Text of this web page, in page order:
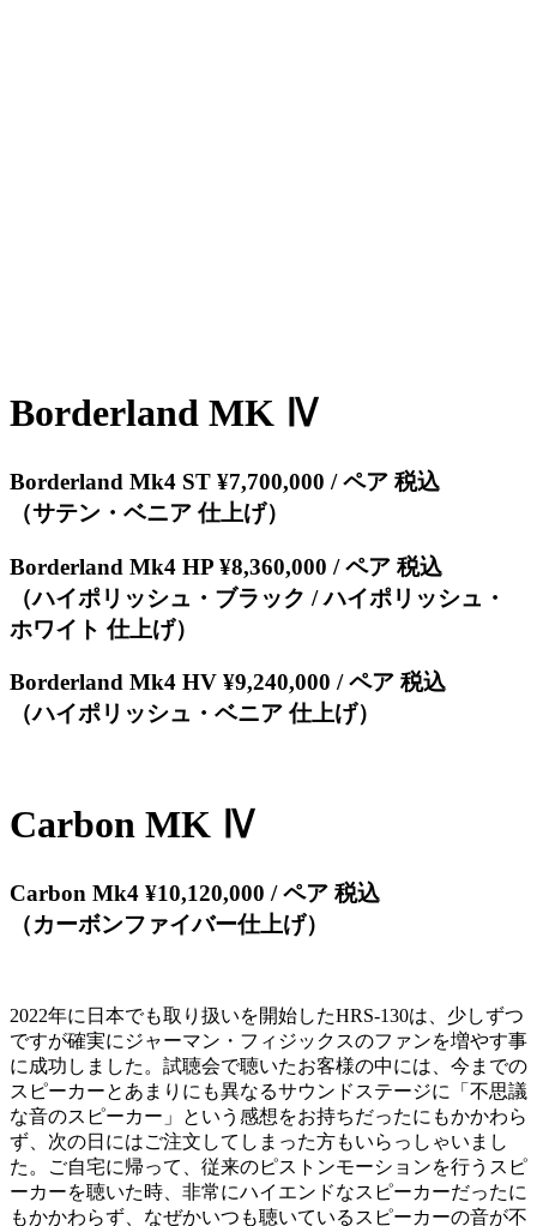
Borderland MK Ⅳ
Borderland Mk4 ST ¥7,700,000 / ペア 税込
（サテン・ベニア 仕上げ）
Borderland Mk4 HP ¥8,360,000 / ペア 税込
（ハイポリッシュ・ブラック / ハイポリッシュ・
ホワイト 仕上げ）
Borderland Mk4 HV ¥9,240,000 / ペア 税込
（ハイポリッシュ・ベニア 仕上げ）
Carbon MK Ⅳ
Carbon Mk4 ¥10,120,000 / ペア 税込
（カーボンファイバー仕上げ）
2022年に日本でも取り扱いを開始したHRS-130は、少しずつ
ですが確実にジャーマン・フィジックスのファンを増やす事
に成功しました。試聴会で聴いたお客様の中には、今までの
スピーカーとあまりにも異なるサウンドステージに「不思議
な音のスピーカー」という感想をお持ちだったにもかかわら
ず、次の日にはご注文してしまった方もいらっしゃいまし
た。ご自宅に帰って、従来のピストンモーションを行うスピ
ーカーを聴いた時、非常にハイエンドなスピーカーだったに
もかかわらず、なぜかいつも聴いているスピーカーの音が不